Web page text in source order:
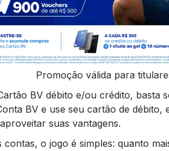
Promoção válida para
BV débito e/ou crédito, basta
BV e use seu cartão de
suas vantagens.
o jogo é simples: quanto